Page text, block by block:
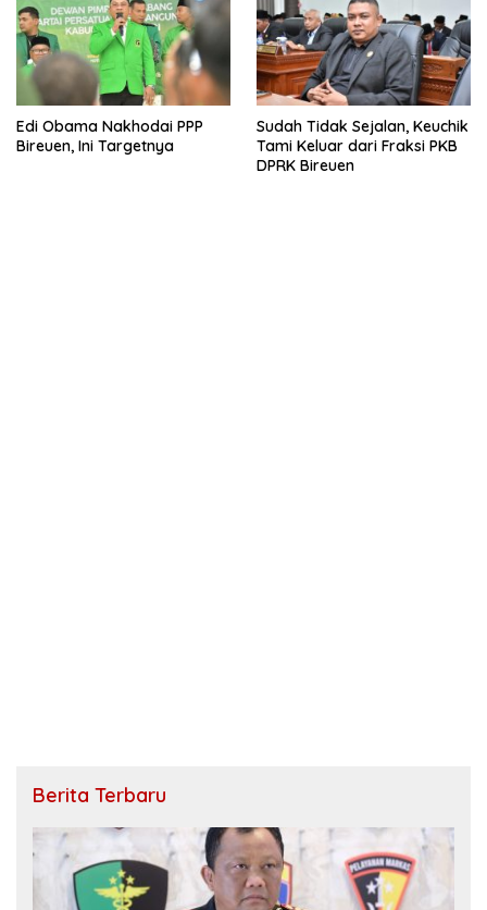
Edi Obama Nakhodai PPP
Bireuen, Ini Targetnya
Sudah Tidak Sejalan, Keuchik
Tami Keluar dari Fraksi PKB
DPRK Bireuen
Berita Terbaru